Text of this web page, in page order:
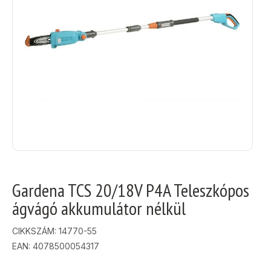
Gardena TCS 20/18V P4A Teleszkópos
ágvágó akkumulátor nélkül
CIKKSZÁM: 14770-55
EAN: 4078500054317